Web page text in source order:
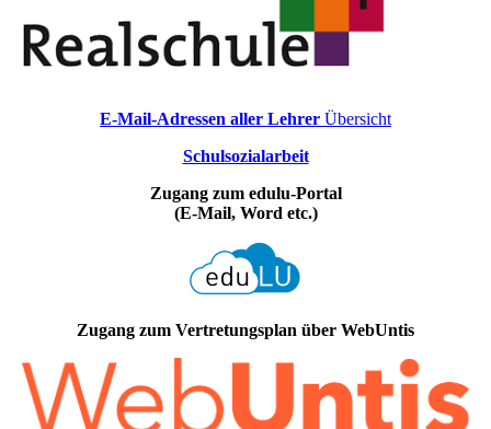
E-Mail-Adressen aller Lehrer Übersicht
Schulsozialarbeit
Zugang zum edulu-Portal
(E-Mail, Word etc.)
Zugang zum Vertretungsplan über WebUntis